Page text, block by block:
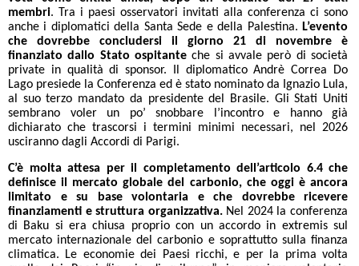
membri. Tra i paesi osservatori invitati alla conferenza ci sono
anche i diplomatici della Santa Sede e della Palestina. L’evento
che dovrebbe concludersi il giorno 21 di novembre è
finanziato dallo Stato ospitante che si avvale però di società
private in qualità di sponsor. Il diplomatico Andrè Correa Do
Lago presiede la Conferenza ed è stato nominato da Ignazio Lula,
al suo terzo mandato da presidente del Brasile. Gli Stati Uniti
sembrano voler un po’ snobbare l’incontro e hanno già
dichiarato che trascorsi i termini minimi necessari, nel 2026
usciranno dagli Accordi di Parigi.
C’è molta attesa per il completamento dell’articolo 6.4 che
definisce il mercato globale del carbonio, che oggi è ancora
limitato e su base volontaria e che dovrebbe ricevere
finanziamenti e struttura organizzativa. Nel 2024 la conferenza
di Baku si era chiusa proprio con un accordo in extremis sul
mercato internazionale del carbonio e soprattutto sulla finanza
climatica. Le economie dei Paesi ricchi, e per la prima volta